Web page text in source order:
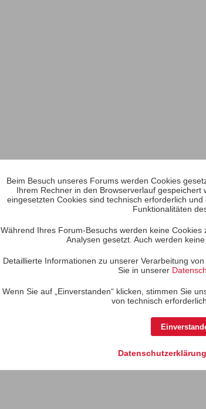
Beim Besuch unseres Forums werden Cookies
Ihrem Rechner in den Browserverlauf
eingesetzten Cookies sind technisch erforderlich
Funktionalitäten
Während Ihres Forum-Besuchs werden keine
Analysen gesetzt. Auch werden
Detaillierte Informationen zu unserer Verarbeitung
Sie in unserer
Wenn Sie auf „Einverstanden“ klicken, stimmen Sie
von technisch
Datenschutzerklärung